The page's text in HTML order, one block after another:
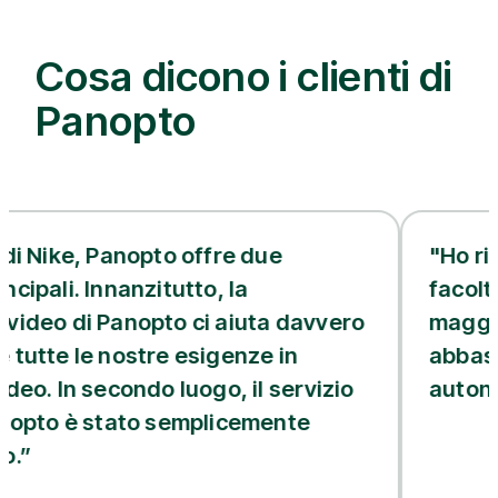
Cosa dicono i clienti di
Panopto
offre due
la
ci aiuta davvero
esigenze in
luogo, il servizio
semplicemente
"Ho ricevuto
facoltà sulla
maggior parte
abbastanza